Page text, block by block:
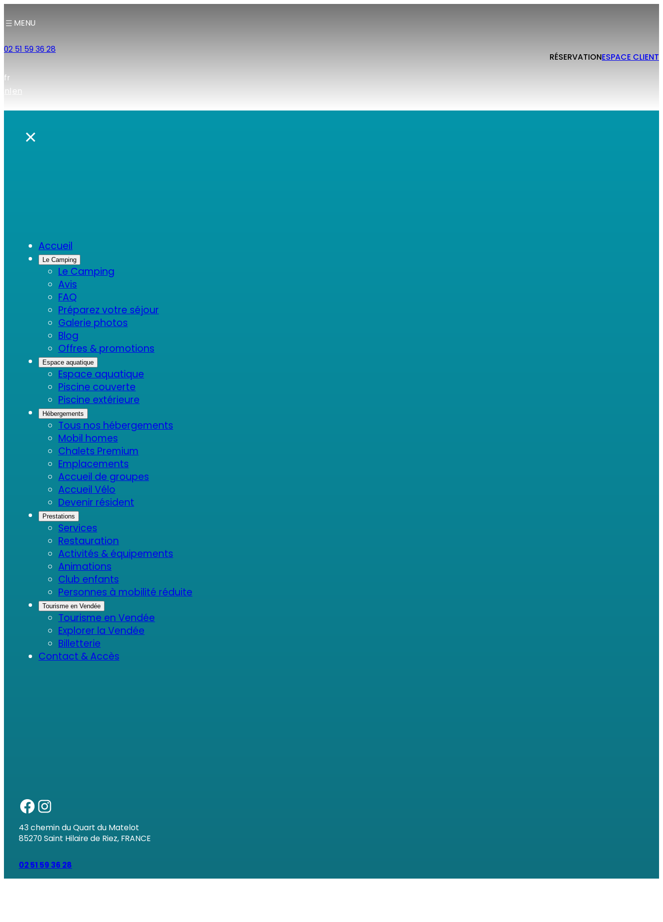
MENU
02 51 59 36 28
fr
nlen
RÉSERVATIONESPACE CLIENT
Accueil
Le Camping
Le Camping
Avis
FAQ
Préparez votre séjour
Galerie photos
Blog
Offres & promotions
Espace aquatique
Espace aquatique
Piscine couverte
Piscine extérieure
Hébergements
Tous nos hébergements
Mobil homes
Chalets Premium
Emplacements
Accueil de groupes
Accueil Vélo
Devenir résident
Prestations
Services
Restauration
Activités & équipements
Animations
Club enfants
Personnes à mobilité réduite
Tourisme en Vendée
Tourisme en Vendée
Explorer la Vendée
Billetterie
Contact & Accès
43 chemin du Quart du Matelot
85270 Saint Hilaire de Riez, FRANCE
02 51 59 36 28